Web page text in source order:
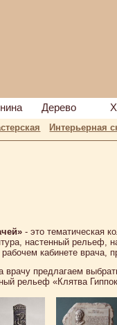
Дерево
Интерьерная
- это тематическая
настенный рельеф,
кабинете врача,
врачу предлагаем
рельеф «Клятва